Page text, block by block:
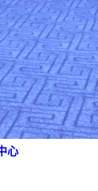
心